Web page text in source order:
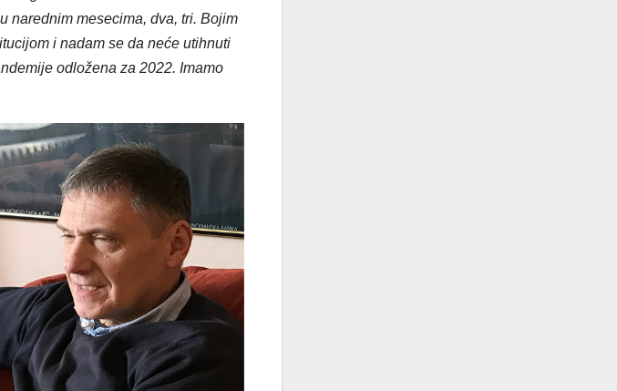
narednim mesecima, dva, tri. Bojim
i nadam se da neće utihnuti
odložena za 2022. Imamo